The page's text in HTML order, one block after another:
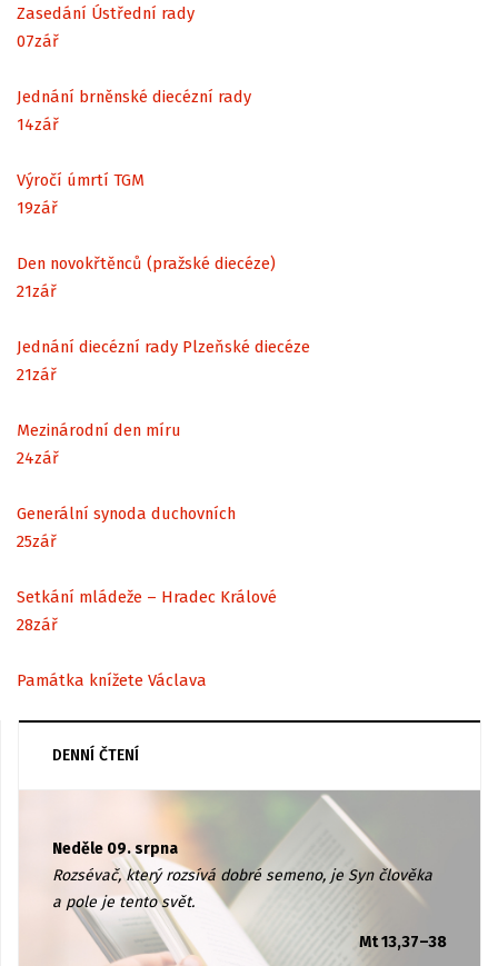
Zasedání Ústřední rady
07zář
Jednání brněnské diecézní rady
14zář
Výročí úmrtí TGM
19zář
Den novokřtěnců (pražské diecéze)
21zář
Jednání diecézní rady Plzeňské diecéze
21zář
Mezinárodní den míru
24zář
Generální synoda duchovních
25zář
Setkání mládeže – Hradec Králové
28zář
Památka knížete Václava
DENNÍ ČTENÍ
Neděle 09. srpna
Rozsévač, který rozsívá dobré semeno, je Syn člověka
a pole je tento svět.
Mt 13,37–38